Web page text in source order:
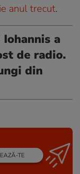
anul trecut.
a
de radio.
din
TE